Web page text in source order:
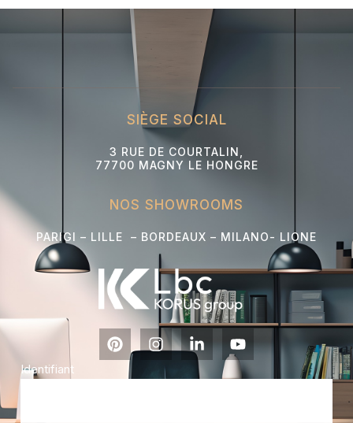
SIÈGE SOCIAL
3 RUE DE COURTALIN,
77700 MAGNY LE HONGRE
NOS SHOWROOMS
PARIGI – LILLE – BORDEAUX – MILANO- LIONE
Identifiant